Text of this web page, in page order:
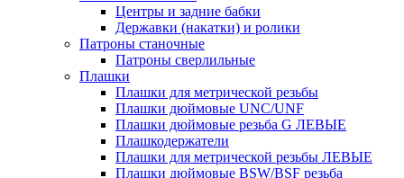
Центры и задние бабки
Державки (накатки) и ролики
Патроны станочные
Патроны сверлильные
Плашки
Плашки для метрической резьбы
Плашки дюймовые UNC/UNF
Плашки дюймовые резьба G ЛЕВЫЕ
Плашкодержатели
Плашки для метрической резьбы ЛЕВЫЕ
Плашки дюймовые BSW/BSF резьба